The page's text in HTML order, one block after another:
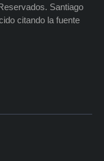
Santiago
citando la fuente